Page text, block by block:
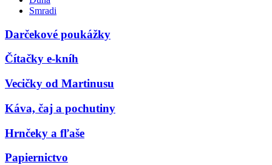
Smradi
Darčekové poukážky
Čítačky e-kníh
Vecičky od Martinusu
Káva, čaj a pochutiny
Hrnčeky a fľaše
Papiernictvo